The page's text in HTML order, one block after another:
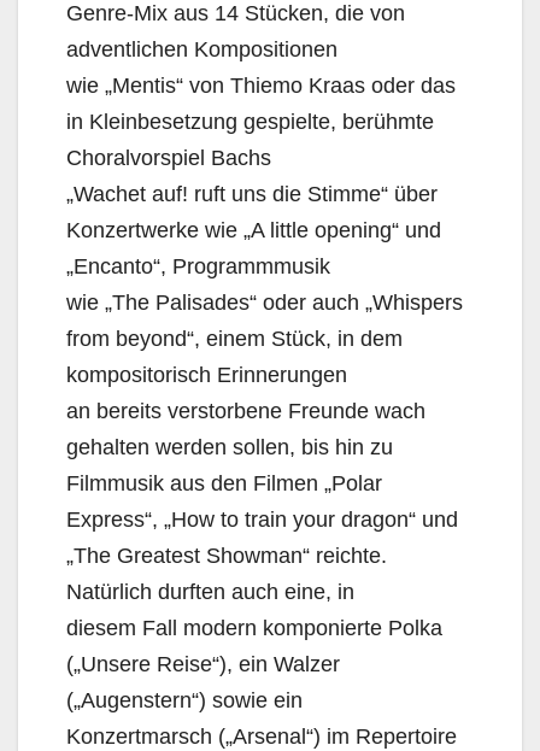
Genre-Mix aus 14 Stücken, die von
adventlichen Kompositionen
wie „Mentis“ von Thiemo Kraas oder das
in Kleinbesetzung gespielte, berühmte
Choralvorspiel Bachs
„Wachet auf! ruft uns die Stimme“ über
Konzertwerke wie „A little opening“ und
„Encanto“, Programmmusik
wie „The Palisades“ oder auch „Whispers
from beyond“, einem Stück, in dem
kompositorisch Erinnerungen
an bereits verstorbene Freunde wach
gehalten werden sollen, bis hin zu
Filmmusik aus den Filmen „Polar
Express“, „How to train your dragon“ und
„The Greatest Showman“ reichte.
Natürlich durften auch eine, in
diesem Fall modern komponierte Polka
(„Unsere Reise“), ein Walzer
(„Augenstern“) sowie ein
Konzertmarsch („Arsenal“) im Repertoire